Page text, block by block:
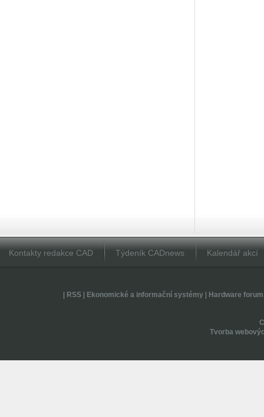
Kontakty redakce CAD Týdeník CADnews Kalendář akcí
RSS| Ekonomické a informační systémy| Hardware forum
Tvorba